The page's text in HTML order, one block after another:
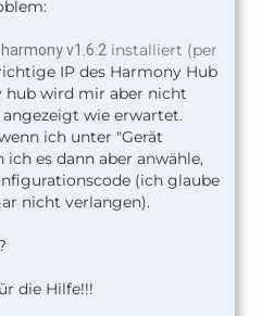
v1.6.2 installiert (per
IP des Harmony Hub
hub wird mir aber nicht
wie erwartet.
ich unter "Gerät
es dann aber anwähle,
(ich glaube
nicht verlangen).
die Hilfe!!!